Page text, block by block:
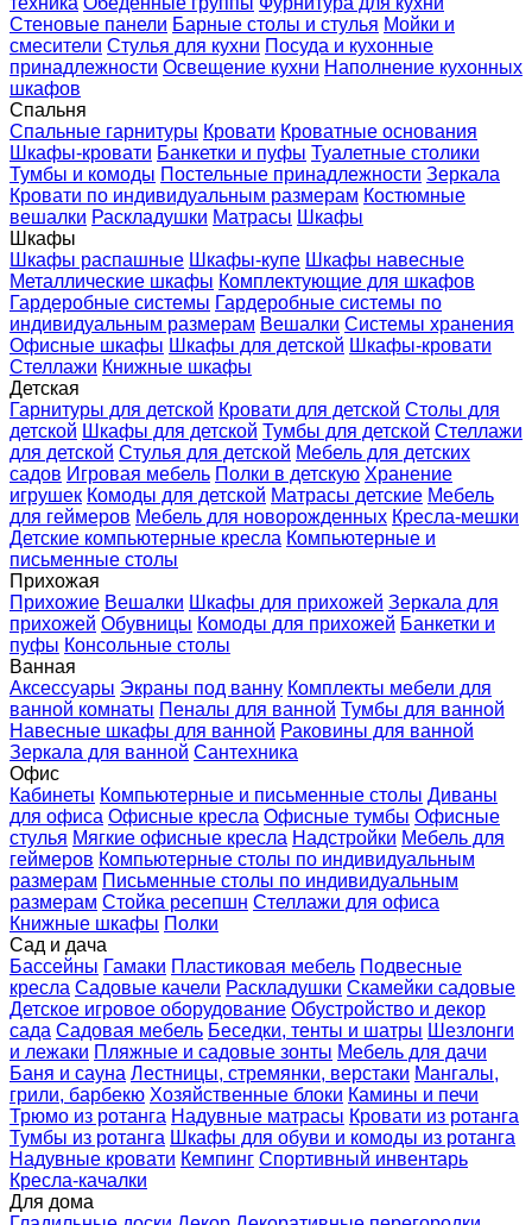
Стеновые панели Барные столы и стулья Мойки и
смесители Стулья для кухни Посуда и кухонные
принадлежности Освещение кухни Наполнение кухонных
шкафов
Спальня
Спальные гарнитуры Кровати Кроватные основания
Шкафы-кровати Банкетки и пуфы Туалетные столики
Тумбы и комоды Постельные принадлежности Зеркала
Кровати по индивидуальным размерам Костюмные
вешалки Раскладушки Матрасы Шкафы
Шкафы
Шкафы распашные Шкафы-купе Шкафы навесные
Металлические шкафы Комплектующие для шкафов
Гардеробные системы Гардеробные системы по
индивидуальным размерам Вешалки Системы хранения
Офисные шкафы Шкафы для детской Шкафы-кровати
Стеллажи Книжные шкафы
Детская
Гарнитуры для детской Кровати для детской Столы для
детской Шкафы для детской Тумбы для детской Стеллажи
для детской Стулья для детской Мебель для детских
садов Игровая мебель Полки в детскую Хранение
игрушек Комоды для детской Матрасы детские Мебель
для геймеров Мебель для новорожденных Кресла-мешки
Детские компьютерные кресла Компьютерные и
письменные столы
Прихожая
Прихожие Вешалки Шкафы для прихожей Зеркала для
прихожей Обувницы Комоды для прихожей Банкетки и
пуфы Консольные столы
Ванная
Аксессуары Экраны под ванну Комплекты мебели для
ванной комнаты Пеналы для ванной Тумбы для ванной
Навесные шкафы для ванной Раковины для ванной
Зеркала для ванной Сантехника
Офис
Кабинеты Компьютерные и письменные столы Диваны
для офиса Офисные кресла Офисные тумбы Офисные
стулья Мягкие офисные кресла Надстройки Мебель для
геймеров Компьютерные столы по индивидуальным
размерам Письменные столы по индивидуальным
размерам Стойка ресепшн Стеллажи для офиса
Книжные шкафы Полки
Сад и дача
Бассейны Гамаки Пластиковая мебель Подвесные
кресла Садовые качели Раскладушки Скамейки садовые
Детское игровое оборудование Обустройство и декор
сада Садовая мебель Беседки, тенты и шатры Шезлонги
и лежаки Пляжные и садовые зонты Мебель для дачи
Баня и сауна Лестницы, стремянки, верстаки Мангалы,
грили, барбекю Хозяйственные блоки Камины и печи
Трюмо из ротанга Надувные матрасы Кровати из ротанга
Тумбы из ротанга Шкафы для обуви и комоды из ротанга
Надувные кровати Кемпинг Спортивный инвентарь
Кресла-качалки
Для дома